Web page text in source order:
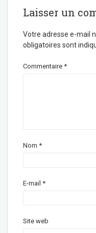
Laisser un
Votre adresse e-mail
obligatoires sont
Commentaire *
Nom *
E-mail *
Site web